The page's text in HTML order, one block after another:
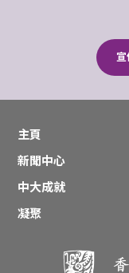
宣
主頁
新聞中心
中大成就
凝聚